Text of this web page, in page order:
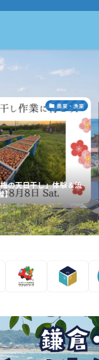
地域コラム
】 雨の日こそ見学に行